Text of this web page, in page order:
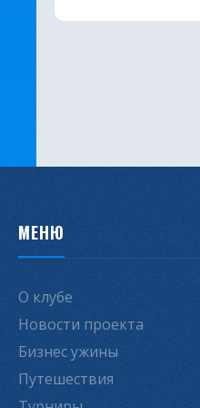
МЕНЮ
О клубе
Новости проекта
Бизнес ужины
Путешествия